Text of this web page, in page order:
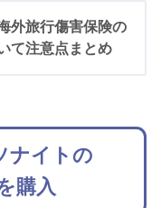
外旅行傷害保険の
て注意点まとめ
ナイトの
購入